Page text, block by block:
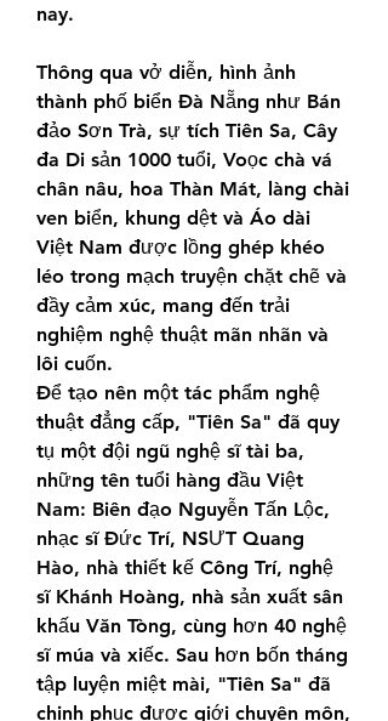
nay.
Thông qua vở diễn, hình ảnh
thành phố biển Đà Nẵng như Bán
đảo Sơn Trà, sự tích Tiên Sa, Cây
đa Di sản 1000 tuổi, Voọc chà vá
chân nâu, hoa Thàn Mát, làng chài
ven biển, khung dệt và Áo dài
Việt Nam được lồng ghép khéo
léo trong mạch truyện chặt chẽ và
đầy cảm xúc, mang đến trải
nghiệm nghệ thuật mãn nhãn và
lôi cuốn.
Để tạo nên một tác phẩm nghệ
thuật đẳng cấp, "Tiên Sa" đã quy
tụ một đội ngũ nghệ sĩ tài ba,
những tên tuổi hàng đầu Việt
Nam: Biên đạo Nguyễn Tấn Lộc,
nhạc sĩ Đức Trí, NSƯT Quang
Hào, nhà thiết kế Công Trí, nghệ
sĩ Khánh Hoàng, nhà sản xuất sân
khấu Văn Tòng, cùng hơn 40 nghệ
sĩ múa và xiếc. Sau hơn bốn tháng
tập luyện miệt mài, "Tiên Sa" đã
chinh phục được giới chuyên môn,